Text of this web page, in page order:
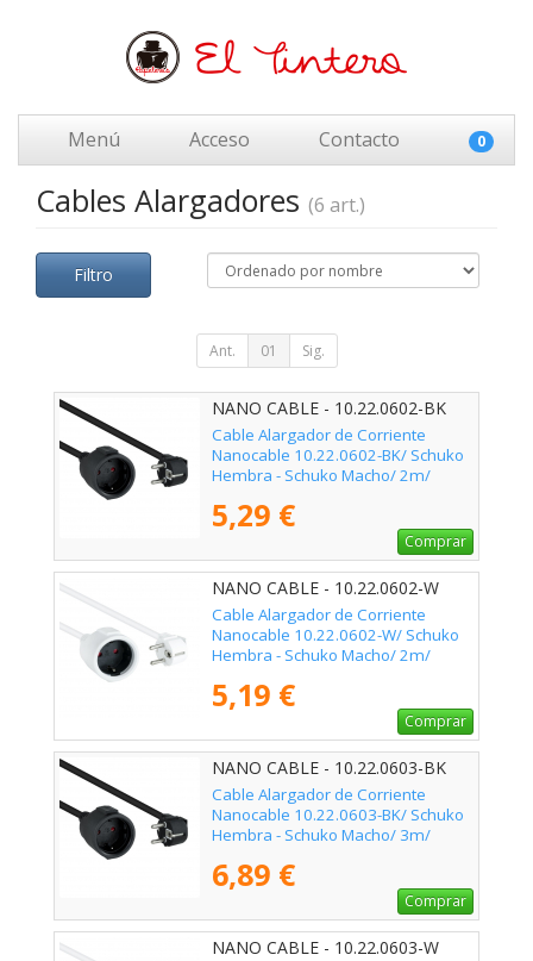
Menú Acceso Contacto 0
Cables Alargadores (6 art.)
Filtro
Ant. 01 Sig.
NANO CABLE - 10.22.0602-BK
Cable Alargador de Corriente
Nanocable 10.22.0602-BK/ Schuko
Hembra - Schuko Macho/ 2m/
5,29 €
Comprar
NANO CABLE - 10.22.0602-W
Cable Alargador de Corriente
Nanocable 10.22.0602-W/ Schuko
Hembra - Schuko Macho/ 2m/
5,19 €
Comprar
NANO CABLE - 10.22.0603-BK
Cable Alargador de Corriente
Nanocable 10.22.0603-BK/ Schuko
Hembra - Schuko Macho/ 3m/
6,89 €
Comprar
NANO CABLE - 10.22.0603-W